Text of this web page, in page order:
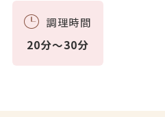
調理時間
20分～30分